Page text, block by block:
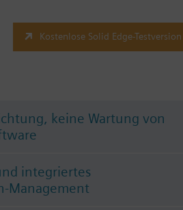
Kostenlose Solid Edge-Testversion
keine Wartung von
integriertes
Management